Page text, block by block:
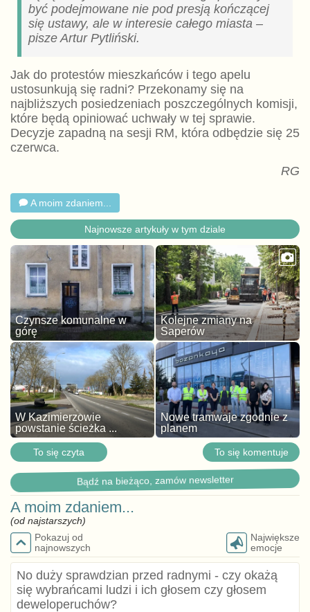
być podejmowane nie pod presją kończącej
się ustawy, ale w interesie całego miasta –
pisze Artur Pytliński.
Jak do protestów mieszkańców i tego apelu
ustosunkują się radni? Przekonamy się na
najbliższych posiedzeniach poszczególnych komisji,
które będą opiniować uchwały w tej sprawie.
Decyzje zapadną na sesji RM, która odbędzie się 25
czerwca.
RG
A moim zdaniem...
Najnowsze artykuły w tym dziale
Czynsze komunalne w
górę
Kolejne zmiany na
Saperów
W Kazimierzowie
powstanie ścieżka ...
Nowe tramwaje zgodnie z
planem
To się czyta To się komentuje
Bądź na bieżąco, zamów newsletter
A moim zdaniem...
(od najstarszych)
Pokazuj od
najnowszych
Największe
emocje
No duży sprawdzian przed radnymi - czy okażą
się wybrańcami ludzi i ich głosem czy głosem
deweloperuchów?